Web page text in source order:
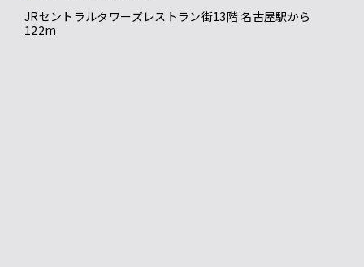
JRセントラルタワーズレストラン街13階 名古屋駅から
122m